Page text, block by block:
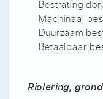
Bestrating
Machinaal
Duurzaam
Betaalbaar
Riolering,